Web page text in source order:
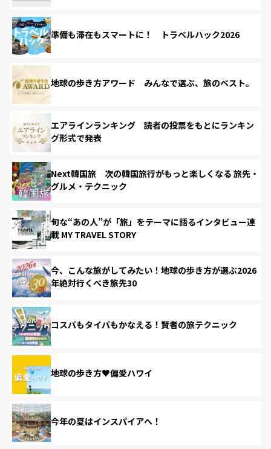
準備も滞在もスマートに！ トラベルハック2026
地球の歩き方アワード みんなで選ぶ、旅のベスト。
エアラインランキング 読者の投票をもとにランキン
グ形式で発表
Next韓国旅 次の韓国旅行がもっと楽しくなる 旅先・
グルメ・テクニック
旬な“あの人”が「旅」をテーマに語るインタビュー連
載 MY TRAVEL STORY
今、こんな旅がしてみたい！地球の歩き方が選ぶ2026
年絶対行くべき旅先30
コスパもタイパもかなえる！賢者の旅テクニック
地球の歩き方♥偏愛ハワイ
今年の夏はインスパイアへ！